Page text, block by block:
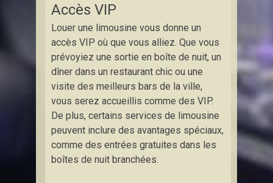
Accès VIP
Louer une limousine vous donne un
accès VIP où que vous alliez. Que vous
prévoyiez une sortie en boîte de nuit, un
dîner dans un restaurant chic ou une
visite des meilleurs bars de la ville,
vous serez accueillis comme des VIP.
De plus, certains services de limousine
peuvent inclure des avantages spéciaux,
comme des entrées gratuites dans les
boîtes de nuit branchées.